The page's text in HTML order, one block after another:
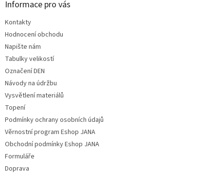
Informace pro vás
Kontakty
Hodnocení obchodu
Napište nám
Tabulky velikostí
Označení DEN
Návody na údržbu
Vysvětlení materiálů
Topení
Podmínky ochrany osobních údajů
Věrnostní program Eshop JANA
Obchodní podmínky Eshop JANA
Formuláře
Doprava